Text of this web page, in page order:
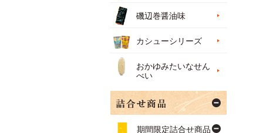
磯辺巻醤油味
カシューシリーズ
おかゆみたいなせん
べい
期間限定詰合せ商品